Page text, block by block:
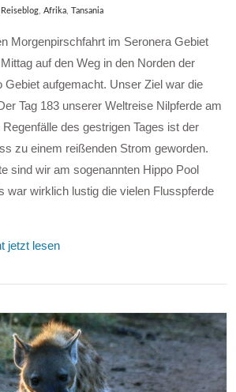
VIEW POST
Reiseblog ,Afrika ,Tansania
Morgenpirschfahrt im Seronera Gebiet
auf den Weg in den Norden der
Gebiet aufgemacht. Unser Ziel war die
Tag 183 unserer Weltreise Nilpferde am
des gestrigen Tages ist der
zu einem reißenden Strom geworden.
sind wir am sogenannten Hippo Pool
war wirklich lustig die vielen Flusspferde
jetzt lesen